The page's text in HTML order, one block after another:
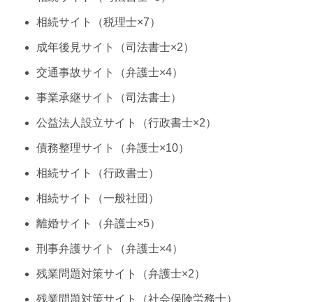
相続サイト（税理士×7）
成年後見サイト（司法書士×2）
交通事故サイト（弁護士×4）
事業承継サイト（司法書士）
公益法人設立サイト（行政書士×2）
債務整理サイト（弁護士×10）
相続サイト（行政書士）
相続サイト（一般社団）
離婚サイト（弁護士×5）
刑事弁護サイト（弁護士×4）
残業問題対策サイト（弁護士×2）
残業問題対策サイト（社会保険労務士）